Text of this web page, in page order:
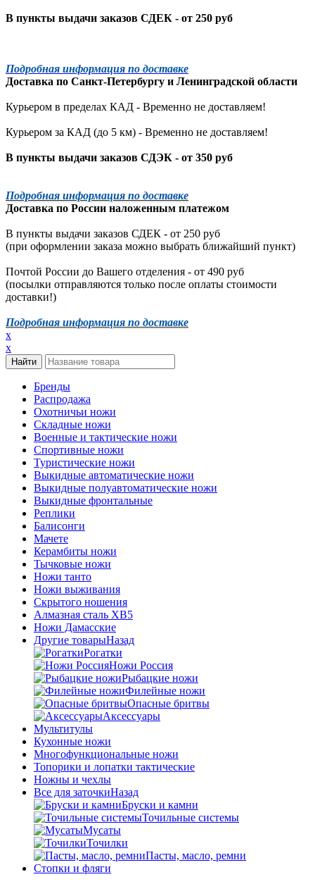
В пункты выдачи заказов СДЕК - от 250 руб
Подробная информация по доставке
Доставка по Санкт-Петербургу и Ленинградской области
Курьером в пределах КАД - Временно не доставляем!
Курьером за КАД (до 5 км) - Временно не доставляем!
В пункты выдачи заказов СДЭК - от 350 руб
Подробная информация по доставке
Доставка по России наложенным платежом
В пункты выдачи заказов СДЕК - от 250 руб
(при оформлении заказа можно выбрать ближайший пункт)
Почтой России до Вашего отделения - от 490 руб
(посылки отправляются только после оплаты стоимости
доставки!)
Подробная информация по доставке
x
x
Бренды
Распродажа
Охотничьи ножи
Складные ножи
Военные и тактические ножи
Спортивные ножи
Туристические ножи
Выкидные автоматические ножи
Выкидные полуавтоматические ножи
Выкидные фронтальные
Реплики
Балисонги
Мачете
Керамбиты ножи
Тычковые ножи
Ножи танто
Ножи выживания
Скрытого ношения
Алмазная сталь ХВ5
Ножи Дамасские
Другие товарыНазад
Рогатки
Ножи Россия
Рыбацкие ножи
Филейные ножи
Опасные бритвы
Аксессуары
Мультитулы
Кухонные ножи
Многофункциональные ножи
Топорики и лопатки тактические
Ножны и чехлы
Все для заточкиНазад
Бруски и камни
Точильные системы
Мусаты
Точилки
Пасты, масло, ремни
Стопки и фляги